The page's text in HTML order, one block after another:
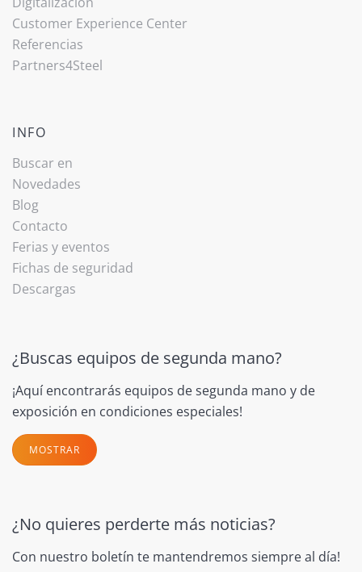
Customer Experience Center
Referencias
Partners4Steel
INFO
Buscar en
Novedades
Blog
Contacto
Ferias y eventos
Fichas de seguridad
Descargas
¿Buscas equipos de segunda mano?
¡Aquí encontrarás equipos de segunda mano y de
exposición en condiciones especiales!
MOSTRAR
¿No quieres perderte más noticias?
Con nuestro boletín te mantendremos siempre al día!